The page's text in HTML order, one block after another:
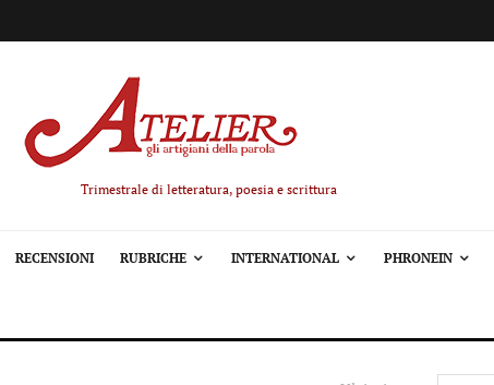
Trimestrale di letteratura, poesia e scrittura
RECENSIONI RUBRICHE INTERNATIONAL PHRONEIN